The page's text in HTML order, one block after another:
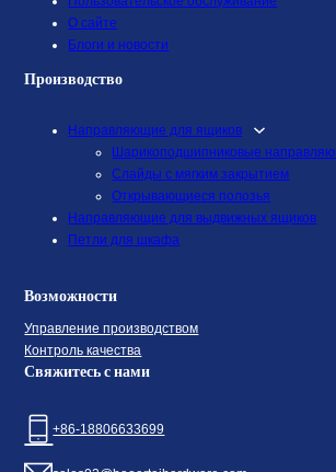
О сайте
Блоги и новости
Производство
Направляющие для ящиков
Шарикоподшипниковые
Слайды с мягким закрытием
Открывающиеся полозья
Направляющие для выдвижных ящиков
Петли для шкафа
Возможности
Управление производством
Контроль качества
Свяжитесь с нами
+86-18806633699